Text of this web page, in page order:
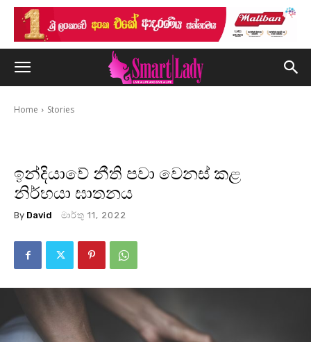
Home Stories
ඉන්දියාවේ නීති පවා වෙනස් කළ
නිර්භයා ඝාතනය
By David මාර්තු 11, 2022